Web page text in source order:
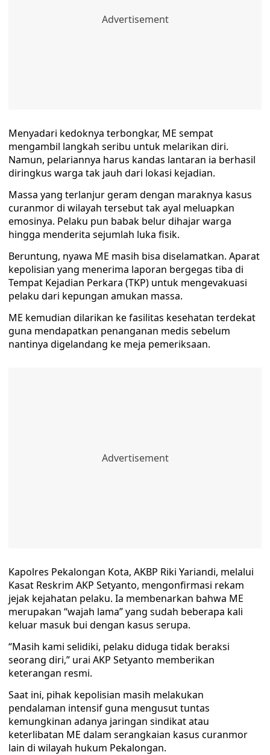
Menyadari kedoknya terbongkar, ME sempat
mengambil langkah seribu untuk melarikan diri.
Namun, pelariannya harus kandas lantaran ia berhasil
diringkus warga tak jauh dari lokasi kejadian.
Massa yang terlanjur geram dengan maraknya kasus
curanmor di wilayah tersebut tak ayal meluapkan
emosinya. Pelaku pun babak belur dihajar warga
hingga menderita sejumlah luka fisik.
Beruntung, nyawa ME masih bisa diselamatkan. Aparat
kepolisian yang menerima laporan bergegas tiba di
Tempat Kejadian Perkara (TKP) untuk mengevakuasi
pelaku dari kepungan amukan massa.
ME kemudian dilarikan ke fasilitas kesehatan terdekat
guna mendapatkan penanganan medis sebelum
nantinya digelandang ke meja pemeriksaan.
Kapolres Pekalongan Kota, AKBP Riki Yariandi, melalui
Kasat Reskrim AKP Setyanto, mengonfirmasi rekam
jejak kejahatan pelaku. Ia membenarkan bahwa ME
merupakan “wajah lama” yang sudah beberapa kali
keluar masuk bui dengan kasus serupa.
“Masih kami selidiki, pelaku diduga tidak beraksi
seorang diri,” urai AKP Setyanto memberikan
keterangan resmi.
Saat ini, pihak kepolisian masih melakukan
pendalaman intensif guna mengusut tuntas
kemungkinan adanya jaringan sindikat atau
keterlibatan ME dalam serangkaian kasus curanmor
lain di wilayah hukum Pekalongan.